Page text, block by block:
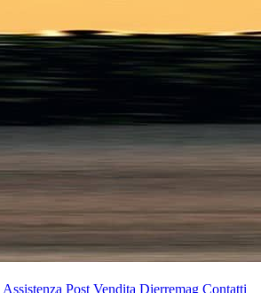
Assistenza Post Vendita Dierremag Contatti